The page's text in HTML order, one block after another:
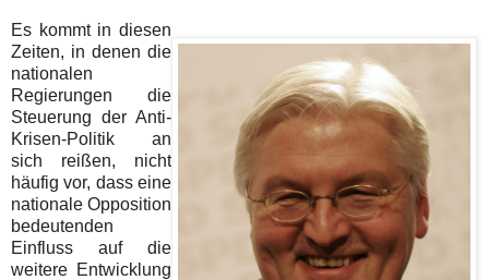
Es kommt in diesen
Zeiten, in denen die
nationalen
Regierungen die
Steuerung der Anti-
Krisen-Politik an
sich reißen, nicht
häufig vor, dass eine
nationale Opposition
bedeutenden
Einfluss auf die
weitere Entwicklung